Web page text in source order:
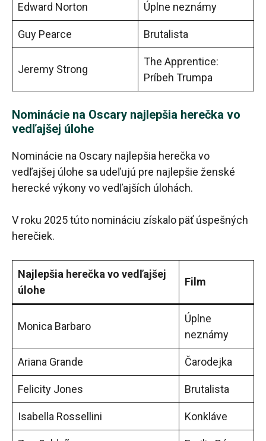
Edward Norton Úplne neznámy
Guy Pearce Brutalista
Jeremy Strong
The Apprentice:
Príbeh Trumpa
Nominácie na Oscary najlepšia herečka vo
vedľajšej úlohe
Nominácie na Oscary najlepšia herečka vo
vedľajšej úlohe sa udeľujú pre najlepšie ženské
herecké výkony vo vedľajších úlohách.
V roku 2025 túto nomináciu získalo päť úspešných
herečiek.
Najlepšia herečka vo vedľajšej
úlohe
Film
Monica Barbaro
Úplne
neznámy
Ariana Grande Čarodejka
Felicity Jones Brutalista
Isabella Rossellini Konkláve